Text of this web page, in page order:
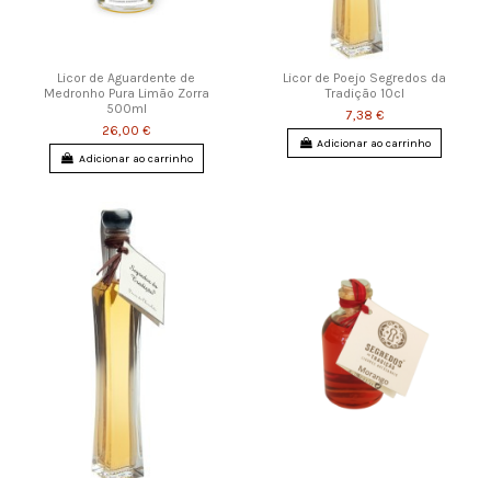
Licor de Aguardente de
Medronho Pura Limão Zorra
500ml
26,00 €
Adicionar ao carrinho
Licor de Poejo Segredos da
Tradição 10cl
7,38 €
Adicionar ao carrinho